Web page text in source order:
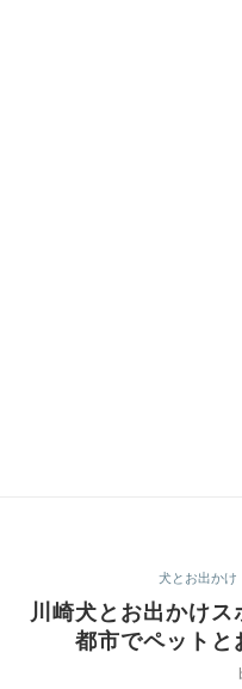
犬とお出かけ
川崎犬とお出かけ
都市でペットと